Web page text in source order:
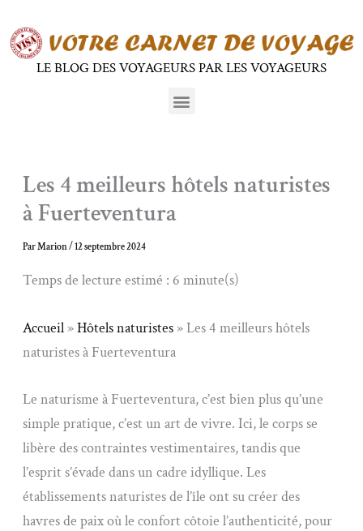
au
contenuLE BLOG DES VOYAGEURS PAR LES VOYAGEURS
Menu
Les 4 meilleurs hôtels naturistes
à Fuerteventura
ParMarion/12 septembre 2024
Temps de lecture estimé : 6 minute(s)
Accueil»Hôtels naturistes»Les 4 meilleurs hôtels
naturistes à Fuerteventura
Le naturisme à Fuerteventura, c’est bien plus qu’une
simple pratique, c’est un art de vivre. Ici, le corps se
libère des contraintes vestimentaires, tandis que
l’esprit s’évade dans un cadre idyllique. Les
établissements naturistes de l’île ont su créer des
havres de paix où le confort côtoie l’authenticité, pour